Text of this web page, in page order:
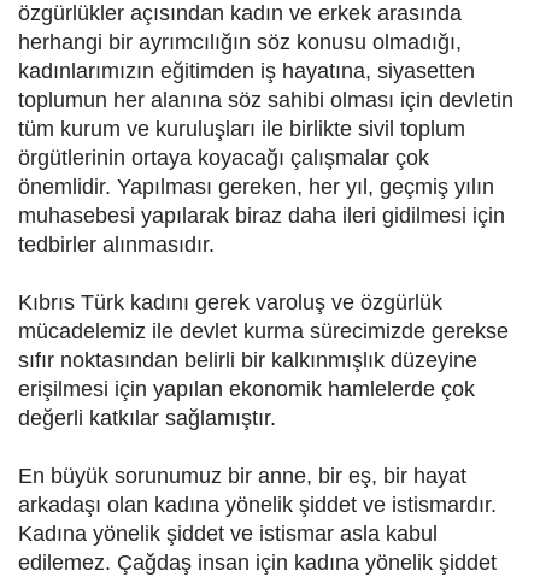
özgürlükler açısından kadın ve erkek arasında
herhangi bir ayrımcılığın söz konusu olmadığı,
kadınlarımızın eğitimden iş hayatına, siyasetten
toplumun her alanına söz sahibi olması için devletin
tüm kurum ve kuruluşları ile birlikte sivil toplum
örgütlerinin ortaya koyacağı çalışmalar çok
önemlidir. Yapılması gereken, her yıl, geçmiş yılın
muhasebesi yapılarak biraz daha ileri gidilmesi için
tedbirler alınmasıdır.
Kıbrıs Türk kadını gerek varoluş ve özgürlük
mücadelemiz ile devlet kurma sürecimizde gerekse
sıfır noktasından belirli bir kalkınmışlık düzeyine
erişilmesi için yapılan ekonomik hamlelerde çok
değerli katkılar sağlamıştır.
En büyük sorunumuz bir anne, bir eş, bir hayat
arkadaşı olan kadına yönelik şiddet ve istismardır.
Kadına yönelik şiddet ve istismar asla kabul
edilemez. Çağdaş insan için kadına yönelik şiddet